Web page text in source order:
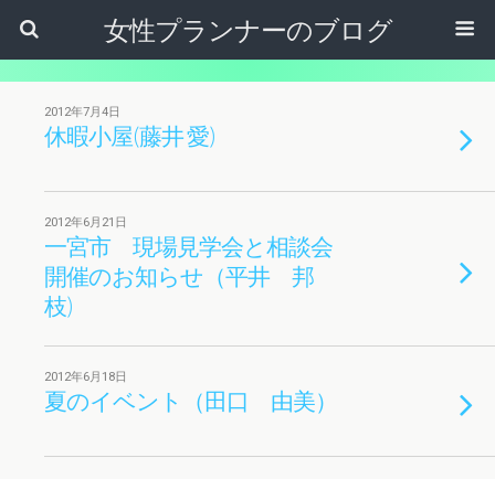
女性プランナーのブログ
2012年7月4日
休暇小屋(藤井 愛)
2012年6月21日
一宮市 現場見学会と相談会
開催のお知らせ（平井 邦
枝)
2012年6月18日
夏のイベント（田口 由美）